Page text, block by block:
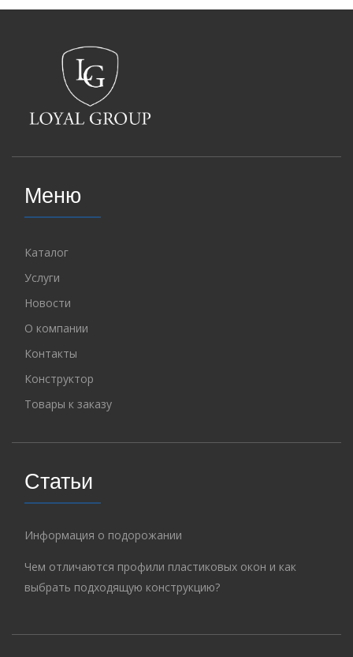
Меню
Каталог
Услуги
Новости
О компании
Контакты
Конструктор
Товары к заказу
Статьи
Информация о подорожании
Чем отличаются профили пластиковых окон и как
выбрать подходящую конструкцию?